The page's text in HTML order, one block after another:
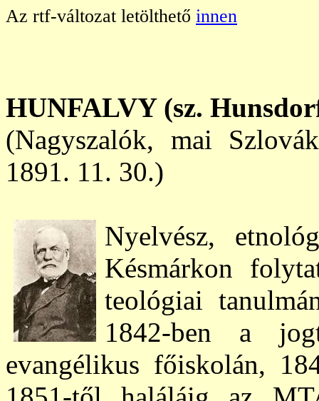
Az rtf-változat letölthető innen
HUNFALVY (sz.
(Nagyszalók, mai
1891. 11. 30.)
Nyelvész,
Késmárkon
teológiai
1842-ben a
evangélikus főiskolán,